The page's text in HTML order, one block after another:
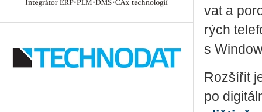
vat a
rých
s
Roz­ší­řit
po